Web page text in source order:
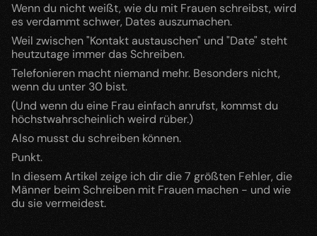
Wenn du nicht weißt, wie du mit Frauen schreibst, wird
es verdammt schwer, Dates auszumachen.
Weil zwischen "Kontakt austauschen" und "Date" steht
heutzutage immer das Schreiben.
Telefonieren macht niemand mehr. Besonders nicht,
wenn du unter 30 bist.
(Und wenn du eine Frau einfach anrufst, kommst du
höchstwahrscheinlich weird rüber.)
Also musst du schreiben können.
Punkt.
In diesem Artikel zeige ich dir die 7 größten Fehler, die
Männer beim Schreiben mit Frauen machen - und wie
du sie vermeidest.